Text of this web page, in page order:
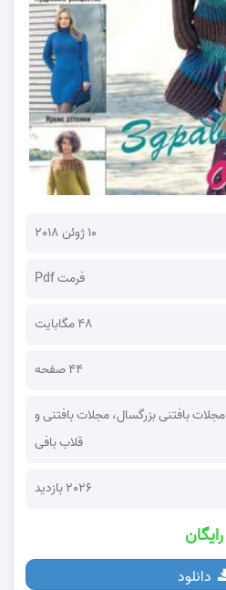
10 ژوئن 2018
فرمت Pdf
48 مگابایت
44 صفحه
مجلات بافتنی بزرگسال،مجلات بافتنی و
قلاب بافی
2026 بازدید
رایگان
دانلود